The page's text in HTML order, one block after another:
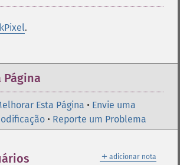
.
Página
Esta Página • Envie uma
• Reporte um Problema
＋ adicionar nota